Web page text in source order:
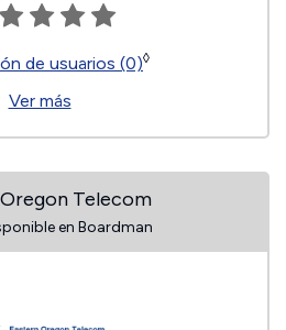
de usuarios (0)◊
Ver más
Telecom
en Boardman